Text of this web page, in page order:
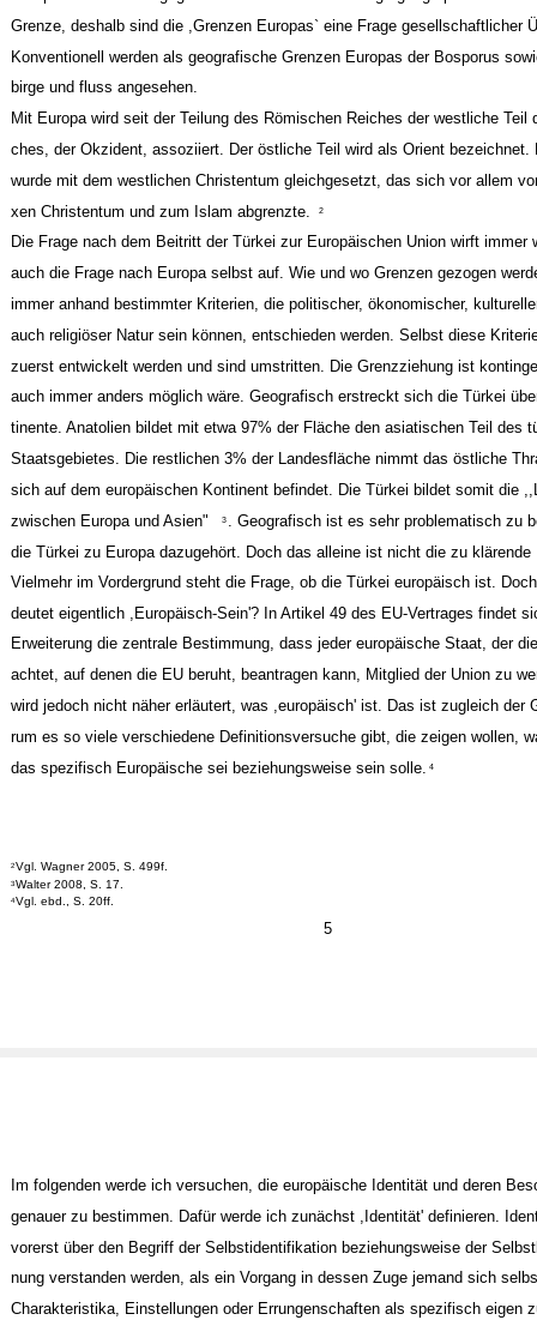
5
Grenze, deshalb sind die ,Grenzen Europas` eine Frage gesellschaftlicher
Konventionell werden als geografische Grenzen Europas der Bosporus
birge und ­fluss angesehen.
Mit Europa wird seit der Teilung des Römischen Reiches der westliche Teil
ches, der Okzident, assoziiert. Der östliche Teil wird als Orient bezeichnet.
wurde mit dem westlichen Christentum gleichgesetzt, das sich vor allem
xen Christentum und zum Islam abgrenzte.
2
Die Frage nach dem Beitritt der Türkei zur Europäischen Union wirft immer
auch die Frage nach Europa selbst auf. Wie und wo Grenzen gezogen
immer anhand bestimmter Kriterien, die politischer, ökonomischer,
auch religiöser Natur sein können, entschieden werden. Selbst diese
zuerst entwickelt werden und sind umstritten. Die Grenzziehung ist
auch immer anders möglich wäre. Geografisch erstreckt sich die Türkei
tinente. Anatolien bildet mit etwa 97% der Fläche den asiatischen Teil des
Staatsgebietes. Die restlichen 3% der Landesfläche nimmt das östliche
sich auf dem europäischen Kontinent befindet. Die Türkei bildet somit die
zwischen Europa und Asien"
3
. Geografisch ist es sehr problematisch zu
die Türkei zu Europa dazugehört. Doch das alleine ist nicht die zu klärende
Vielmehr im Vordergrund steht die Frage, ob die Türkei europäisch ist.
deutet eigentlich ,Europäisch-Sein'? In Artikel 49 des EU-Vertrages findet
Erweiterung die zentrale Bestimmung, dass jeder europäische Staat, der
achtet, auf denen die EU beruht, beantragen kann, Mitglied der Union zu
wird jedoch nicht näher erläutert, was ,europäisch' ist. Das ist zugleich der
rum es so viele verschiedene Definitionsversuche gibt, die zeigen wollen,
das spezifisch Europäische sei beziehungsweise sein solle.
4
2 Vgl. Wagner 2005, S. 499f.
3 Walter 2008, S. 17.
4 Vgl. ebd., S. 20ff.
Im folgenden werde ich versuchen, die europäische Identität und deren
genauer zu bestimmen. Dafür werde ich zunächst ,Identität' definieren.
vorerst über den Begriff der Selbstidentifikation beziehungsweise der
nung verstanden werden, als ein Vorgang in dessen Zuge jemand sich
Charakteristika, Einstellungen oder Errungenschaften als spezifisch eigen